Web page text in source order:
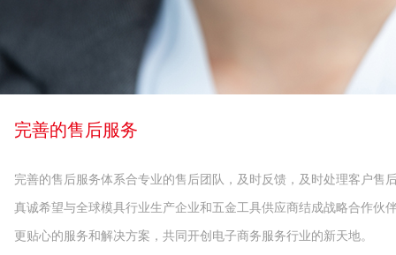
完善的售后服务
完善的售后服务体系合专业的售后团队，及时反馈，及时处理客户售
真诚希望与全球模具行业生产企业和五金工具供应商结成战略合作伙
更贴心的服务和解决方案，共同开创电子商务服务行业的新天地。